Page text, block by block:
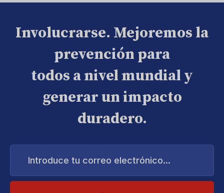
Involucrarse. Mejoremos la
prevención para
todos a nivel mundial y
generar un impacto
duradero.
Introduce
correo